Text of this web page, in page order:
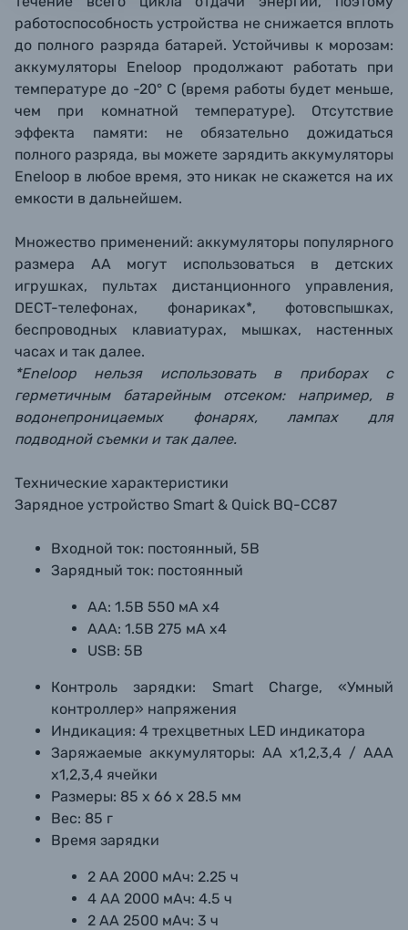
работоспособность устройства не снижается вплоть
до полного разряда батарей. Устойчивы к морозам:
аккумуляторы Eneloop продолжают работать при
температуре до -20° С (время работы будет меньше,
чем при комнатной температуре). Отсутствие
эффекта памяти: не обязательно дожидаться
полного разряда, вы можете зарядить аккумуляторы
Eneloop в любое время, это никак не скажется на их
емкости в дальнейшем.
Множество применений: аккумуляторы популярного
размера АА могут использоваться в детских
игрушках, пультах дистанционного управления,
DECT-телефонах, фонариках*, фотовспышках,
беспроводных клавиатурах, мышках, настенных
часах и так далее.
*Eneloop нельзя использовать в приборах с
герметичным батарейным отсеком: например, в
водонепроницаемых фонарях, лампах для
подводной съемки и так далее.
Технические характеристики
Зарядное устройство Smart & Quick BQ-CC87
Входной ток: постоянный, 5В
Зарядный ток: постоянный
AA: 1.5В 550 мА x4
AAA: 1.5В 275 мА x4
USB: 5В
Контроль зарядки: Smart Charge, «Умный
контроллер» напряжения
Индикация: 4 трехцветных LED индикатора
Заряжаемые аккумуляторы: AA x1,2,3,4 / AAA
x1,2,3,4 ячейки
Размеры: 85 х 66 х 28.5 мм
Вес: 85 г
Время зарядки
2 АА 2000 мАч: 2.25 ч
4 АА 2000 мАч: 4.5 ч
2 АА 2500 мАч: 3 ч